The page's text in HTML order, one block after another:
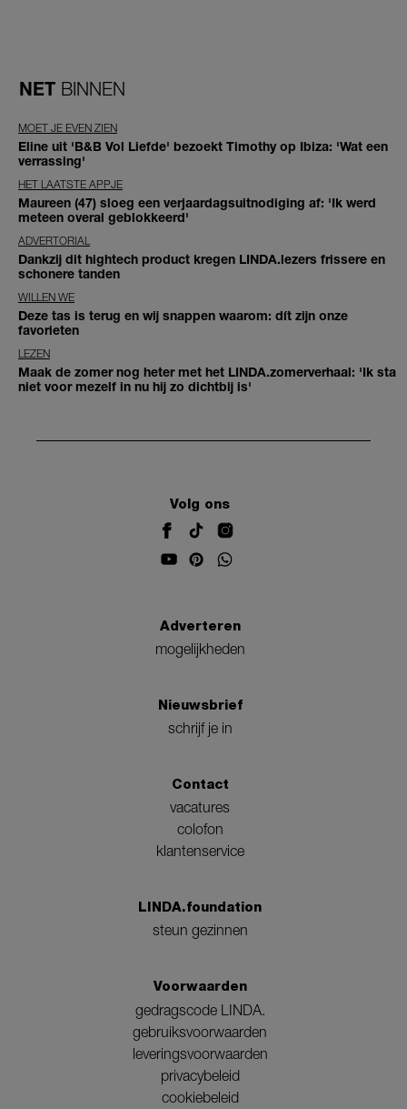
NET BINNEN
MOET JE EVEN ZIEN
Eline uit 'B&B Vol Liefde' bezoekt Timothy op Ibiza: 'Wat een
verrassing'
HET LAATSTE APPJE
Maureen (47) sloeg een verjaardagsuitnodiging af: 'Ik werd
meteen overal geblokkeerd'
ADVERTORIAL
Dankzij dit hightech product kregen LINDA.lezers frissere en
schonere tanden
WILLEN WE
Deze tas is terug en wij snappen waarom: dít zijn onze
favorieten
LEZEN
Maak de zomer nog heter met het LINDA.zomerverhaal: 'Ik sta
niet voor mezelf in nu hij zo dichtbij is'
Volg ons
Adverteren
mogelijkheden
Nieuwsbrief
schrijf je in
Contact
vacatures
colofon
klantenservice
LINDA.foundation
steun gezinnen
Voorwaarden
gedragscode LINDA.
gebruiksvoorwaarden
leveringsvoorwaarden
privacybeleid
cookiebeleid